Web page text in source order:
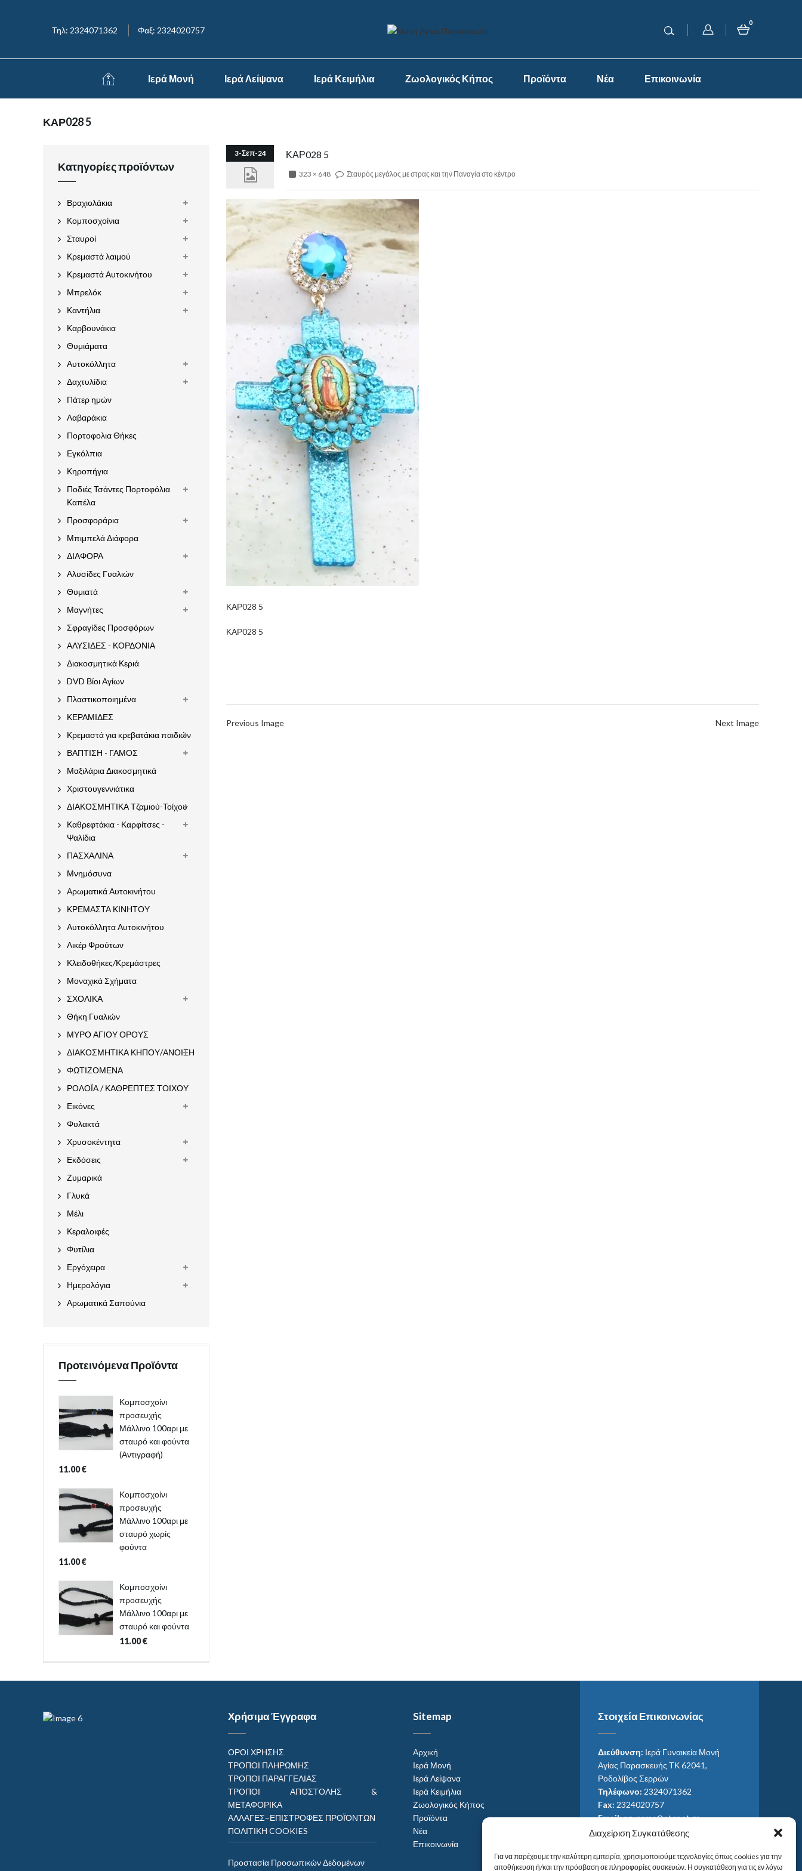
Διαχείριση Συγκατάθεσης
Για να παρέχουμε την καλύτερη εμπειρία, χρησιμοποιούμε τεχνολογίες όπως cookies για την
αποθήκευση ή/και την πρόσβαση σε πληροφορίες συσκευών. Η συγκατάθεση για τις εν λόγω
Τηλ: 2324071362 Φαξ: 2324020757
0
Ιερά Μονή Ιερά Λείψανα Ιερά Κειμήλια Ζωολογικός Κήπος Προϊόντα Νέα Επικοινωνία
ΚΑΡ028 5
3-Σεπ-24 ΚΑΡ028 5
323 × 648 Σταυρός μεγάλος με στρας και την Παναγία στο κέντρο
ΚΑΡ028 5
ΚΑΡ028 5
Previous Image Next Image
Κατηγορίες προϊόντων
Βραχιολάκια
Κομποσχοίνια
Σταυροί
Κρεμαστά λαιμού
Κρεμαστά Αυτοκινήτου
Μπρελόκ
Καντήλια
Καρβουνάκια
Θυμιάματα
Αυτοκόλλητα
Δαχτυλίδια
Πάτερ ημών
Λαβαράκια
Πορτοφολια Θήκες
Εγκόλπια
Κηροπήγια
Ποδιές Τσάντες Πορτοφόλια
Καπέλα
Προσφοράρια
Μπιμπελά Διάφορα
ΔΙΑΦΟΡΑ
Αλυσίδες Γυαλιών
Θυμιατά
Μαγνήτες
Σφραγίδες Προσφόρων
ΑΛΥΣΙΔΕΣ - ΚΟΡΔΟΝΙΑ
Διακοσμητικά Κεριά
DVD Βίοι Αγίων
Πλαστικοποιημένα
ΚΕΡΑΜΙΔΕΣ
Κρεμαστά για κρεβατάκια παιδιών
ΒΑΠΤΙΣΗ - ΓΑΜΟΣ
Μαξιλάρια Διακοσμητικά
Χριστουγεννιάτικα
ΔΙΑΚΟΣΜΗΤΙΚΑ Τζαμιού-Τοίχου
Καθρεφτάκια - Καρφίτσες -
Ψαλίδια
ΠΑΣΧΑΛΙΝΑ
Μνημόσυνα
Αρωματικά Αυτοκινήτου
ΚΡΕΜΑΣΤΑ ΚΙΝΗΤΟΥ
Αυτοκόλλητα Αυτοκινήτου
Λικέρ Φρούτων
Κλειδοθήκες/Κρεμάστρες
Μοναχικά Σχήματα
ΣΧΟΛΙΚΑ
Θήκη Γυαλιών
ΜΥΡΟ ΑΓΙΟΥ ΟΡΟΥΣ
ΔΙΑΚΟΣΜΗΤΙΚΑ ΚΗΠΟΥ/ΑΝΟΙΞΗ
ΦΩΤΙΖΟΜΕΝΑ
ΡΟΛΟΪΑ / ΚΑΘΡΕΠΤΕΣ ΤΟΙΧΟΥ
Εικόνες
Φυλακτά
Χρυσοκέντητα
Εκδόσεις
Ζυμαρικά
Γλυκά
Μέλι
Κεραλοιφές
Φυτίλια
Εργόχειρα
Ημερολόγια
Αρωματικά Σαπούνια
Προτεινόμενα Προϊόντα
Κομποσχοίνι
προσευχής
Μάλλινο 100αρι με
σταυρό και φούντα
(Αντιγραφή)
11.00€
Κομποσχοίνι
προσευχής
Μάλλινο 100αρι με
σταυρό χωρίς
φούντα
11.00€
Κομποσχοίνι
προσευχής
Μάλλινο 100αρι με
σταυρό και φούντα
11.00€
Χρήσιμα Έγγραφα
ΟΡΟΙ ΧΡΗΣΗΣ
ΤΡΟΠΟΙ ΠΛΗΡΩΜΗΣ
ΤΡΟΠΟΙ ΠΑΡΑΓΓΕΛΙΑΣ
ΤΡΟΠΟΙ ΑΠΟΣΤΟΛΗΣ &
ΜΕΤΑΦΟΡΙΚΑ
ΑΛΛΑΓΕΣ–ΕΠΙΣΤΡΟΦΕΣ ΠΡΟΪΌΝΤΩΝ
ΠΟΛΙΤΙΚΗ COOKIES
Προστασία Προσωπικών Δεδομένων
Sitemap
Αρχική
Ιερά Μονή
Ιερά Λείψανα
Ιερά Κειμήλια
Ζωολογικός Κήπος
Προϊόντα
Νέα
Επικοινωνία
Στοιχεία Επικοινωνίας
Διεύθυνση: Ιερά Γυναικεία Μονή
Αγίας Παρασκευής ΤΚ 62041,
Ροδολίβος Σερρών
Τηλέφωνο: 2324071362
Fax: 2324020757
Email:ag_paras@otenet.gr
Email:info@im-agparaskevis.gr
Από ανατολή έως και δύση του ηλίου.